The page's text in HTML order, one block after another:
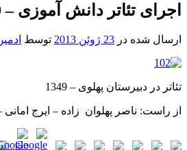
اجرای تئاتر دانش آموزی – 1349
ارسال شده در 23 ژوئن 2013 توسط
تئاتر در دبیرستان پهلوی – 1349
از راست: ناصر پهلوان زاده – ایرج